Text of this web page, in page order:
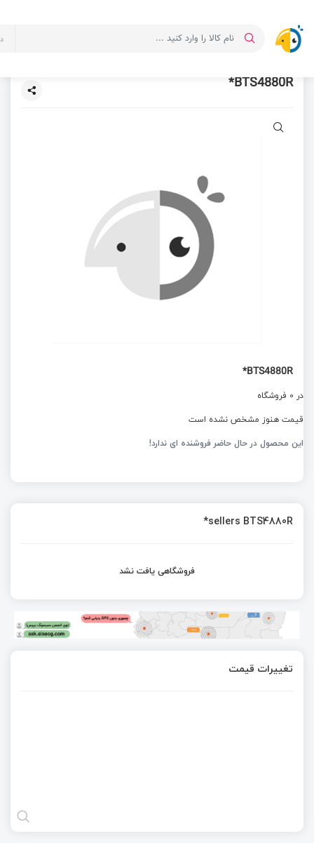
BTS4880R*
BTS4880R*
در 0 فروشگاه
قیمت هنوز مشخص نشده است
این محصول در حال حاضر فروشنده ای ندارد!
sellers BTS4880R*
فروشگاهی یافت نشد
تغییرات قیمت